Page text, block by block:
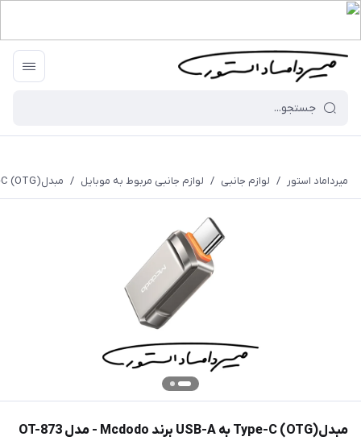
میرداماد استور / لوازم جانبی / لوازم جانبی مربوط به موبایل / مبدل(OTG) Type-C به USB-A برند Mcdodo - مدل OT-873
مبدل(OTG) Type-C به USB-A برند Mcdodo - مدل OT-873